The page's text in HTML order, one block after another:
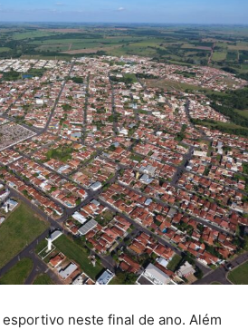
neste final de ano. Além